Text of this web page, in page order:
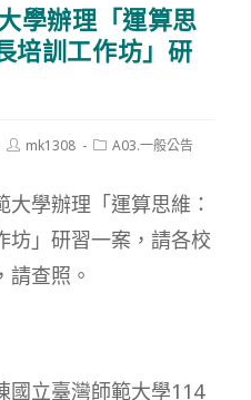
學辦理「運算思
培訓工作坊」研
Postmk1308
PostA03.一般公告
學辦理「運算思維：
坊」研習一案，請各校
請查照。
國立臺灣師範大學114